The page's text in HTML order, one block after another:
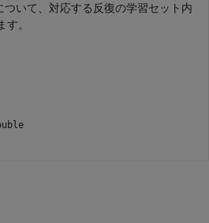
ついて、対応する反復の学習セット内
。